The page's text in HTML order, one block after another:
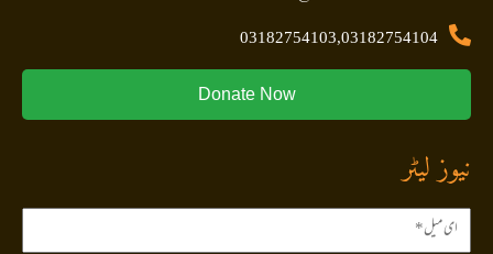
03182754103,03182754104
Donate Now
نیوز لیٹر